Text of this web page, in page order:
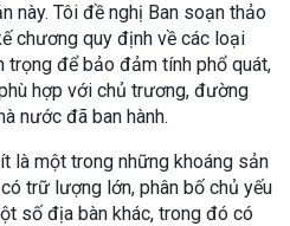
này. Tôi đề nghị Ban soạn thảo
chương quy định về các loại
trọng để bảo đảm tính phổ quát,
hợp với chủ trương, đường
nước đã ban hành.
là một trong những khoáng sản
trữ lượng lớn, phân bố chủ yếu
số địa bàn khác, trong đó có